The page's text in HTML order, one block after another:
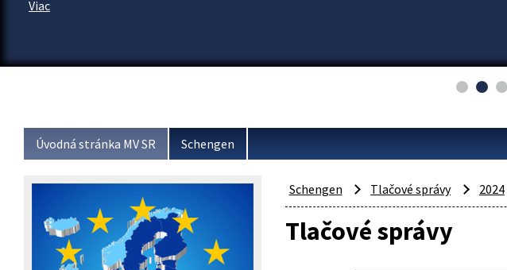
Viac
Úvodná stránka MV SR Schengen
Schengen Tlačové správy 2024
Tlačové správy